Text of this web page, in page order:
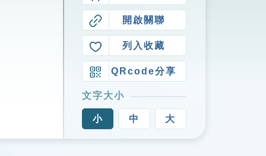
開啟關聯
列入收藏
QRcode分享
文字大小
小 中 大